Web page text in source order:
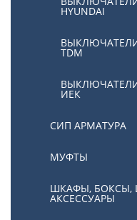
HYUNDAI
TDM
ИЕК
СИП АРМАТУРА
МУФТЫ
ШКАФЫ,
АКСЕССУАРЫ